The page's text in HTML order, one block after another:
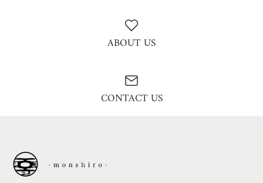
ABOUT US
CONTACT US